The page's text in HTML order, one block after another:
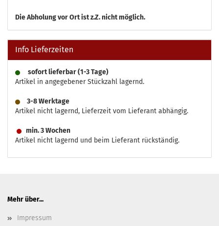
DieAbholung vor Ort ist z.Z. nicht möglich.
Info Lieferzeiten
sofort lieferbar (1-3 Tage)
Artikel in angegebener Stückzahl lagernd.
3-8 Werktage
Artikel nicht lagernd, Lieferzeit vom Lieferant abhängig.
min. 3 Wochen
Artikel nicht lagernd und beim Lieferant rückständig.
Mehr über...
Impressum